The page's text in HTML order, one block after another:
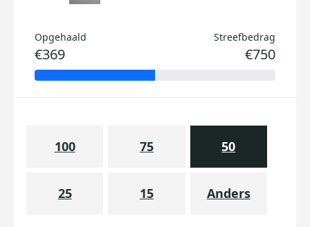
Opgehaald
€369
Streefbedrag
€750
100 75 50
25 15 Anders